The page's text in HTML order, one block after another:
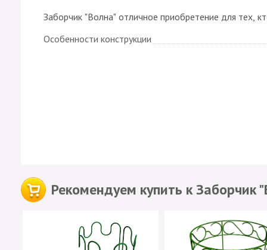
Заборчик "Волна" отличное приобретение для тех,
Особенности конструкции
Рекомендуем купить к Заборчик